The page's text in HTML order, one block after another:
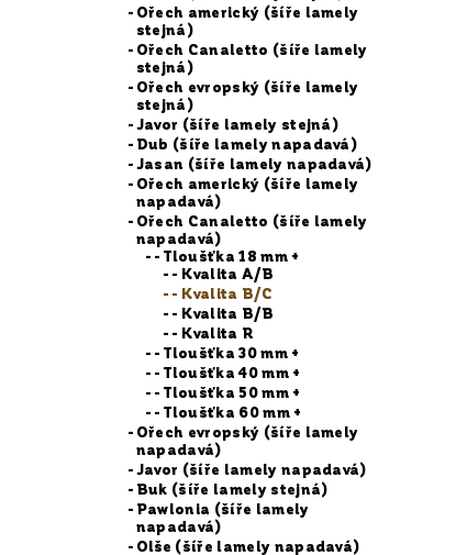
Ořech americký (šíře lamely
stejná)
Ořech Canaletto (šíře lamely
stejná)
Ořech evropský (šíře lamely
stejná)
Javor (šíře lamely stejná)
Dub (šíře lamely napadavá)
Jasan (šíře lamely napadavá)
Ořech americký (šíře lamely
napadavá)
Ořech Canaletto (šíře lamely
napadavá)
- Tloušťka 18 mm +
- Kvalita A/B
- Kvalita B/C
- Kvalita B/B
- Kvalita R
- Tloušťka 30 mm +
- Tloušťka 40 mm +
- Tloušťka 50 mm +
- Tloušťka 60 mm +
Ořech evropský (šíře lamely
napadavá)
Javor (šíře lamely napadavá)
Buk (šíře lamely stejná)
Pawlonia (šíře lamely
napadavá)
Olše (šíře lamely napadavá)